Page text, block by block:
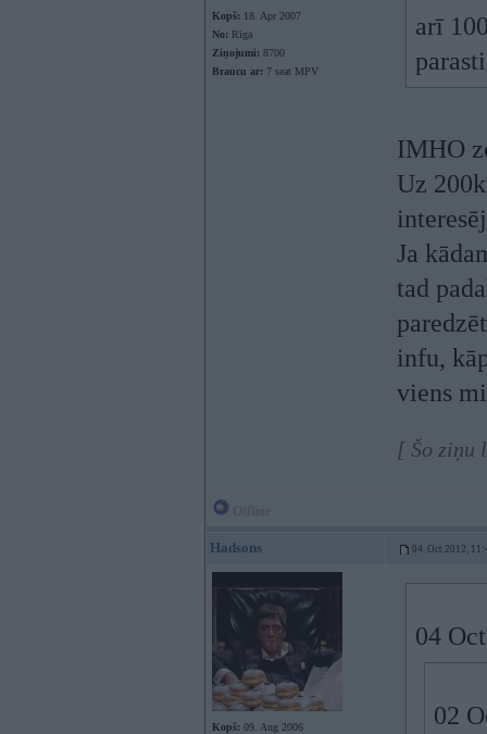
Kopš: 18. Apr 2007
No: Rīga
Ziņojumi: 8700
Braucu ar: 7 seat MPV
arī
IMHO
Uz
Ja
tad
infu,
viens
[ Šo ziņu
Hadsons 04. Oct 2012,
Kopš: 09. Aug 2006
04
02